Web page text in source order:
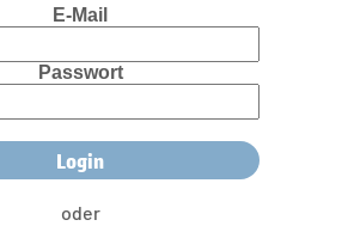
E-Mail
Passwort
oder